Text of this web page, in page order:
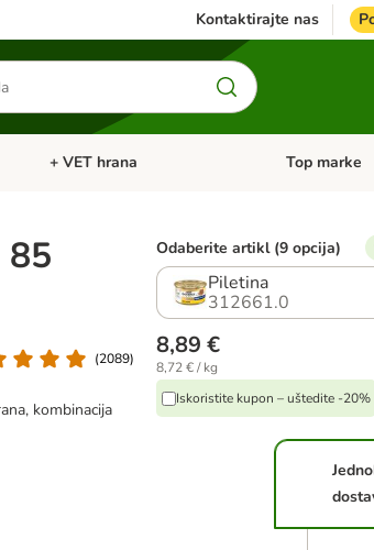
Kontaktirajte nas
životinje
Pregled kategorija: Ptice
+ VET hrana Pregled
Top marke
85
(2089)
kombinacija
Odaberite artikl (9 opcija)
Piletina
312661.0
8,89 €
8,72 € / kg
Iskoristite kupon – uštedite -20%